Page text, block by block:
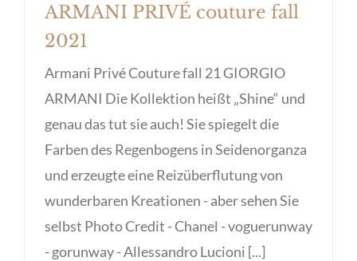
ARMANI PRIVÉ couture fall
2021
Armani Privé Couture fall 21 GIORGIO
ARMANI Die Kollektion heißt „Shine“ und
genau das tut sie auch! Sie spiegelt die
Farben des Regenbogens in Seidenorganza
und erzeugte eine Reizüberflutung von
wunderbaren Kreationen - aber sehen Sie
selbst Photo Credit - Chanel - voguerunway
- gorunway - Allessandro Lucioni [...]